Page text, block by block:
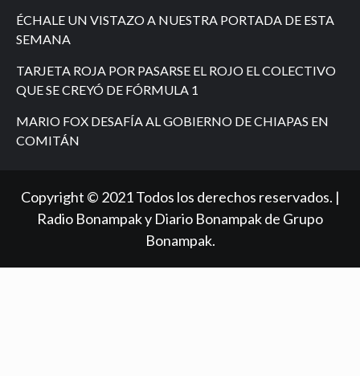
ÉCHALE UN VISTAZO A NUESTRA PORTADA DE ESTA
SEMANA
TARJETA ROJA POR PASARSE EL ROJO EL COLECTIVO
QUE SE CREYÓ DE FÓRMULA 1
MARIO FOX DESAFÍA AL GOBIERNO DE CHIAPAS EN
COMITÁN
Copyright © 2021 Todos los derechos reservados. |
Radio Bonampak y Diario Bonampak de Grupo
Bonampak.